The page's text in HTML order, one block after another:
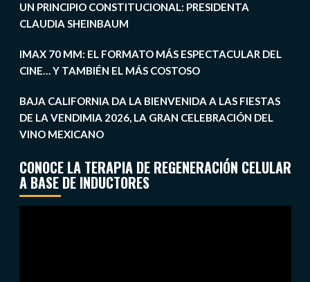
UN PRINCIPIO CONSTITUCIONAL: PRESIDENTA
CLAUDIA SHEINBAUM
IMAX 70 MM: EL FORMATO MÁS ESPECTACULAR DEL
CINE… Y TAMBIÉN EL MÁS COSTOSO
BAJA CALIFORNIA DA LA BIENVENIDA A LAS FIESTAS
DE LA VENDIMIA 2026, LA GRAN CELEBRACIÓN DEL
VINO MEXICANO
CONOCE LA TERAPIA DE REGENERACIÓN CELULAR
A BASE DE INDUCTORES